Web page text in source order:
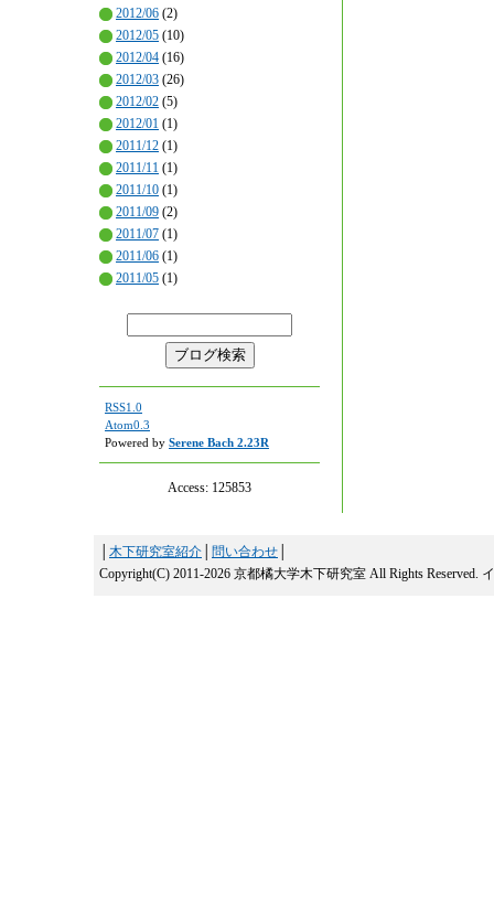
2012/06 (2)
2012/05 (10)
2012/04 (16)
2012/03 (26)
2012/02 (5)
2012/01 (1)
2011/12 (1)
2011/11 (1)
2011/10 (1)
2011/09 (2)
2011/07 (1)
2011/06 (1)
2011/05 (1)
RSS1.0
Atom0.3
Powered by Serene Bach 2.23R
Access: 125853
木下研究室紹介 問い合わせ
Copyright(C) 2011-2026 京都橘大学木下研究室 All Rights Reserved.